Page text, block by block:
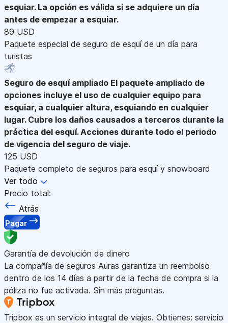
esquiar. La opción es válida si se adquiere un día
antes de empezar a esquiar.
89 USD
Paquete especial de seguro de esquí de un día para
turistas
Seguro de esquí ampliado El paquete ampliado de
opciones incluye el uso de cualquier equipo para
esquiar, a cualquier altura, esquiando en cualquier
lugar. Cubre los daños causados a terceros durante la
práctica del esquí. Acciones durante todo el periodo
de vigencia del seguro de viaje.
125 USD
Paquete completo de seguros para esquí y snowboard
Ver todo
Precio total:
Atrás
Pagar
Garantía de devolución de dinero
La compañía de seguros Auras garantiza un reembolso
dentro de los 14 días a partir de la fecha de compra si la
póliza no fue activada. Sin más preguntas.
Tripbox es un servicio integral de viajes. Obtienes: servicio